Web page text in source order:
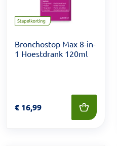
Bronchostop Max 8-in-
1 Hoestdrank 120ml
Prijs: € 16,99
€ 16,99